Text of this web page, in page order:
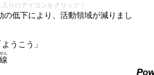
りのアイコンをクリック！
の低下により、活動領域が減りまし
ようこう」
線
せん